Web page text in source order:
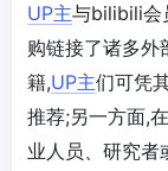
UP主与bilibili会
购链接了诸多外
籍,UP主们可凭
推荐;另一方面,
业人员、研究者